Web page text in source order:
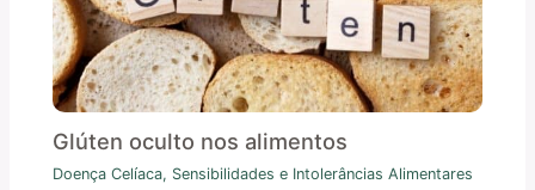
Glúten oculto nos alimentos
Doença Celíaca, Sensibilidades e Intolerâncias Alimentares